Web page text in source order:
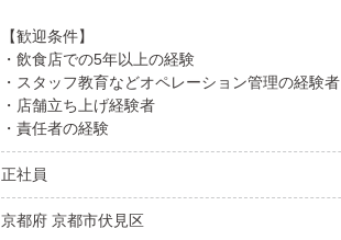
【歓迎条件】
・飲食店での5年以上の経験
・スタッフ教育などオペレーション管理の経験者
・店舗立ち上げ経験者
・責任者の経験
正社員
京都府 京都市伏見区